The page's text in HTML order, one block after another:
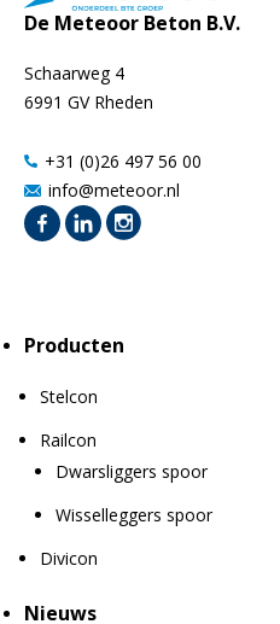
De Meteoor Beton B.V.
Schaarweg 4
6991 GV Rheden
+31 (0)26 497 56 00
info@meteoor.nl
Producten
Stelcon
Railcon
Dwarsliggers spoor
Wisselleggers spoor
Divicon
Nieuws